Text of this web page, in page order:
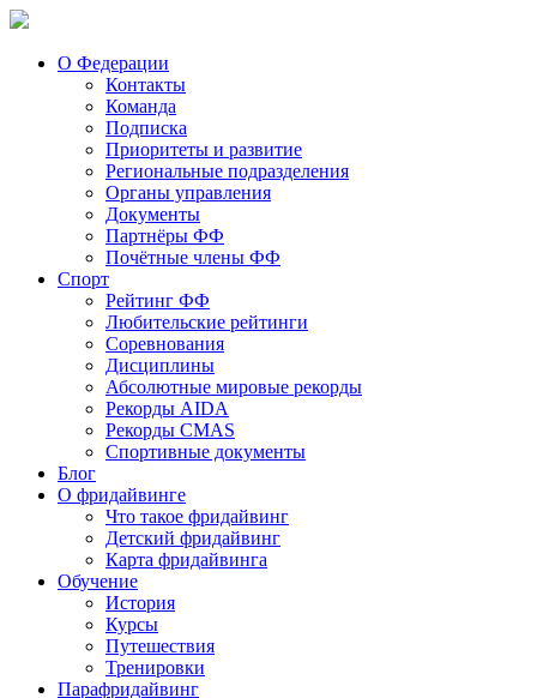
О Федерации
Контакты
Команда
Подписка
Приоритеты и развитие
Региональные подразделения
Органы управления
Документы
Партнёры ФФ
Почётные члены ФФ
Спорт
Рейтинг ФФ
Любительские рейтинги
Соревнования
Дисциплины
Абсолютные мировые рекорды
Рекорды AIDA
Рекорды CMAS
Спортивные документы
Блог
О фридайвинге
Что такое фридайвинг
Детский фридайвинг
Карта фридайвинга
Обучение
История
Курсы
Путешествия
Тренировки
Парафридайвинг